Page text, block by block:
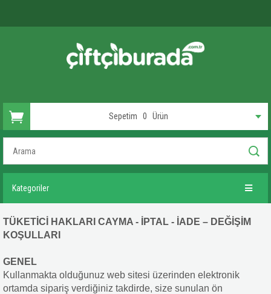
Sepetim 0 Ürün
Kategoriler
TÜKETİCİ HAKLARI CAYMA - İPTAL - İADE – DEĞİŞİM
KOŞULLARI
GENEL
Kullanmakta olduğunuz web sitesi üzerinden elektronik
ortamda sipariş verdiğiniz takdirde, size sunulan ön